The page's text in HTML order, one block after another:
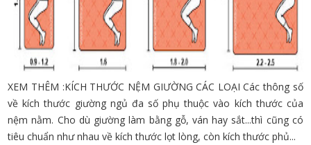
XEM THÊM :KÍCH THƯỚC NỆM GIƯỜNG CÁC LOẠI Các thông số
về kích thước giường ngủ đa số phụ thuộc vào kích thước của
nệm nằm. Cho dù giường làm bằng gỗ, ván hay sắt...thì cũng có
tiêu chuẩn như nhau về kích thước lọt lòng, còn kích thước phủ...